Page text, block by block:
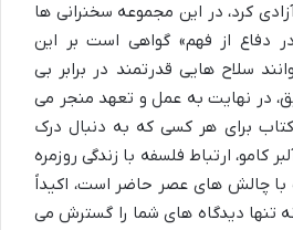
کرد، در این مجموعه سخنرانی ها
دفاع از فهم» گواهی است بر این
سلاح هایی قدرتمند در برابر بی
در نهایت به عمل و تعهد منجر می
برای هر کسی که به دنبال درک
کامو، ارتباط فلسفه با زندگی روزمره
با چالش های عصر حاضر است، اکیداً
تنها دیدگاه های شما را گسترش می